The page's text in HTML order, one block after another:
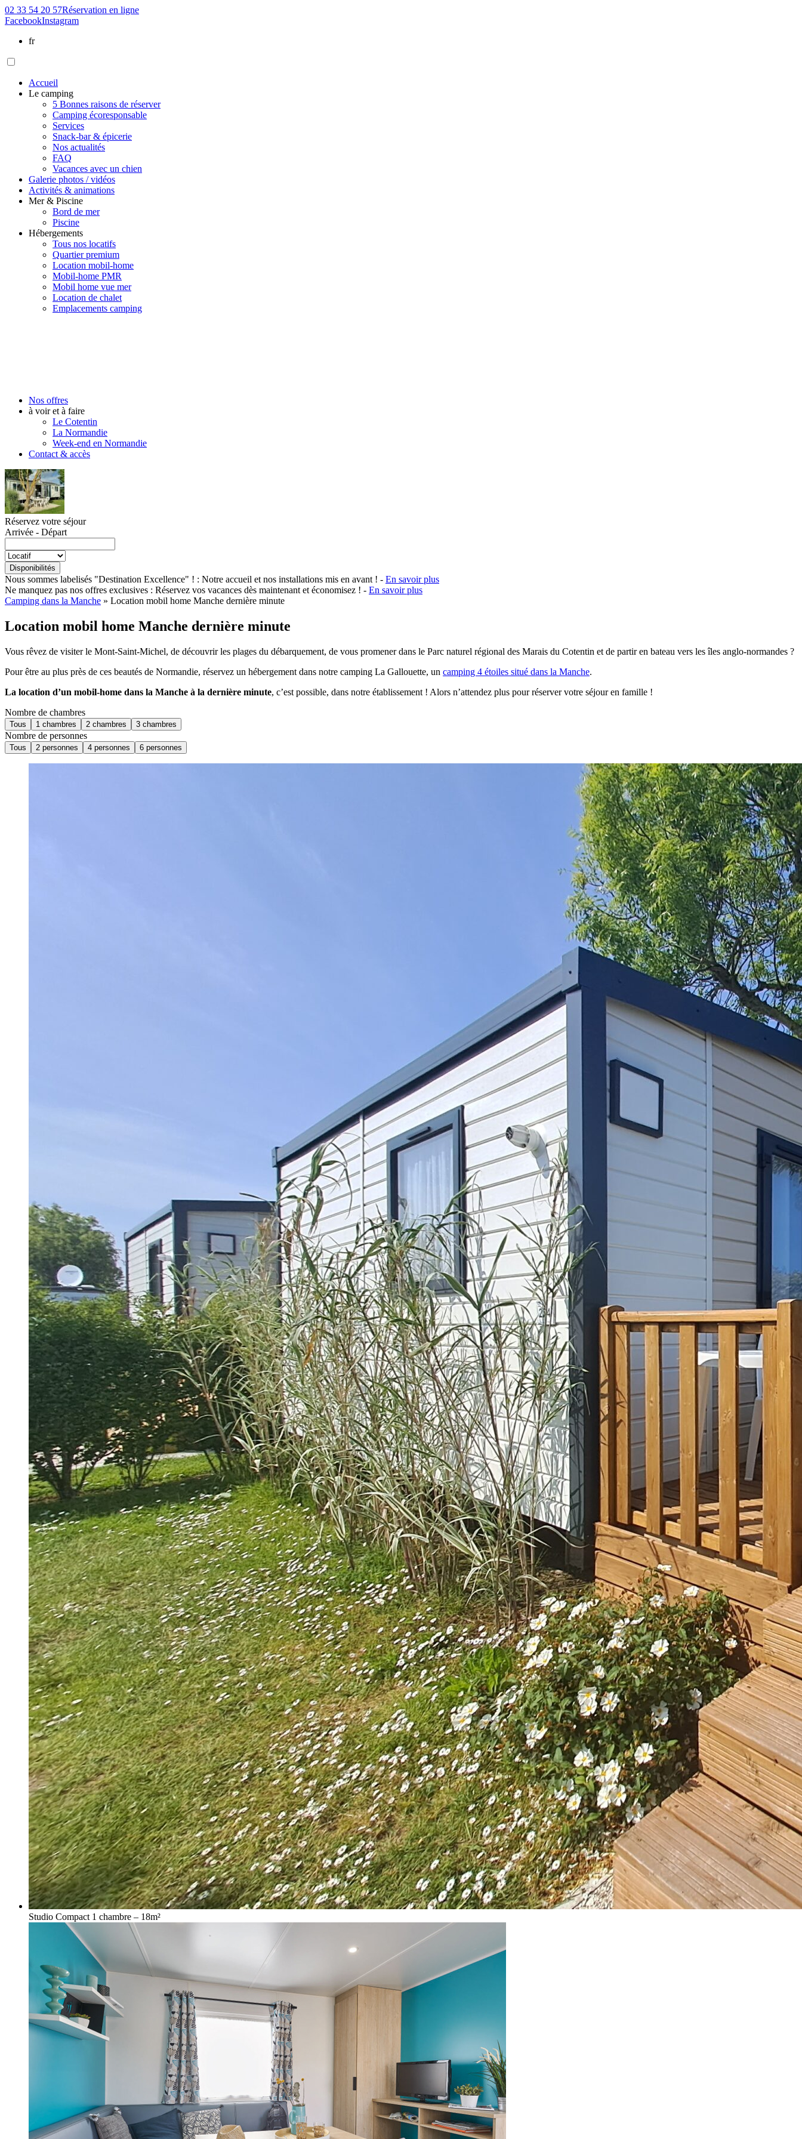
02 33 54 20 57Réservation en ligne
FacebookInstagram
fr
Accueil
Le camping
5 Bonnes raisons de réserver
Camping écoresponsable
Services
Snack-bar & épicerie
Nos actualités
FAQ
Vacances avec un chien
Galerie photos / vidéos
Activités & animations
Mer & Piscine
Bord de mer
Piscine
Hébergements
Tous nos locatifs
Quartier premium
Location mobil-home
Mobil-home PMR
Mobil home vue mer
Location de chalet
Emplacements camping
Nos offres
à voir et à faire
Le Cotentin
La Normandie
Week-end en Normandie
Contact & accès
Réservez votre séjour
Arrivée - Départ
Nous sommes labelisés "Destination Excellence" ! : Notre accueil et nos installations mis en avant ! - En savoir plus
Ne manquez pas nos offres exclusives : Réservez vos vacances dès maintenant et économisez ! - En savoir plus
Camping dans la Manche » Location mobil home Manche dernière minute
Location mobil home Manche dernière minute
Vous rêvez de visiter le Mont-Saint-Michel, de découvrir les plages du débarquement, de vous promener dans le Parc naturel régional des Marais du Cotentin et de partir en bateau vers les îles anglo-normandes ?
Pour être au plus près de ces beautés de Normandie, réservez un hébergement dans notre camping La Gallouette, un camping 4 étoiles situé dans la Manche.
La location d’un mobil-home dans la Manche à la dernière minute, c’est possible, dans notre établissement ! Alors n’attendez plus pour réserver votre séjour en famille !
Nombre de chambres
Tous 1 chambres 2 chambres 3 chambres
Nombre de personnes
Tous 2 personnes 4 personnes 6 personnes
Studio Compact 1 chambre – 18m²